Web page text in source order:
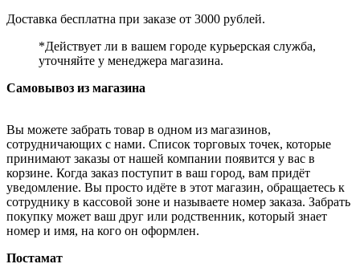
Доставка бесплатна при заказе от 3000 рублей.
*Действует ли в вашем городе курьерская служба,
уточняйте у менеджера магазина.
Самовывоз из магазина
Вы можете забрать товар в одном из магазинов,
сотрудничающих с нами. Список торговых точек, которые
принимают заказы от нашей компании появится у вас в
корзине. Когда заказ поступит в ваш город, вам придёт
уведомление. Вы просто идёте в этот магазин, обращаетесь к
сотруднику в кассовой зоне и называете номер заказа. Забрать
покупку может ваш друг или родственник, который знает
номер и имя, на кого он оформлен.
Постамат